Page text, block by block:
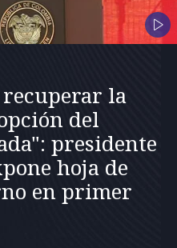
la
del
presidente
hoja de
en primer